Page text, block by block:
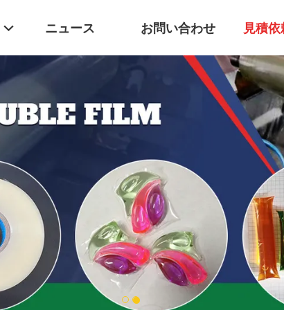
ニュース お問い合わせ 見積依
1 2